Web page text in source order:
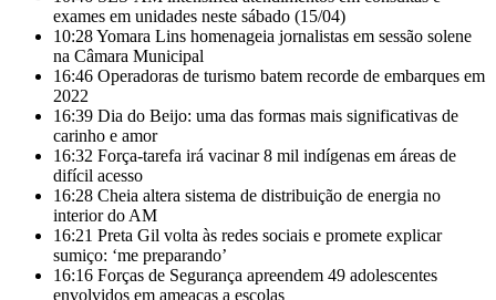
exames em unidades neste sábado (15/04)
10:28Yomara Lins homenageia jornalistas em sessão solene
na Câmara Municipal
16:46 Operadoras de turismo batem recorde de embarques em
2022
16:39 Dia do Beijo: uma das formas mais significativas de
carinho e amor
16:32 Força-tarefa irá vacinar 8 mil indígenas em áreas de
difícil acesso
16:28 Cheia altera sistema de distribuição de energia no
interior do AM
16:21 Preta Gil volta às redes sociais e promete explicar
sumiço: ‘me preparando’
16:16 Forças de Segurança apreendem 49 adolescentes
envolvidos em ameaças a escolas